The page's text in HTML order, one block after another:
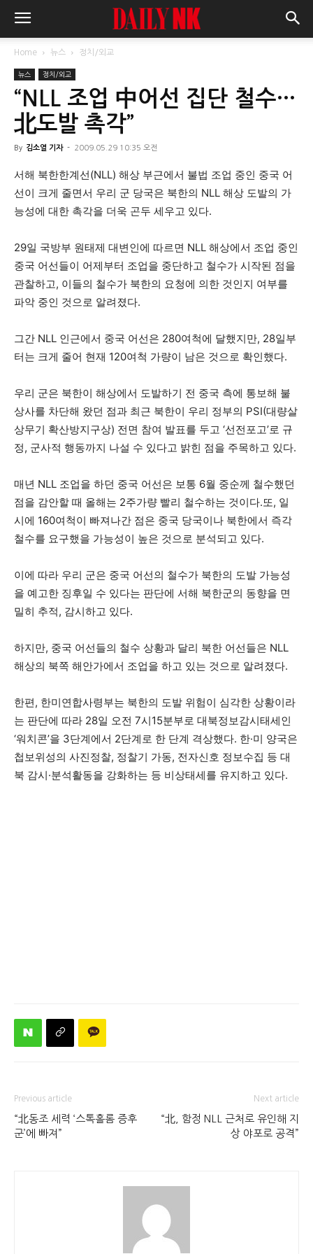
Home 뉴스 정치/외교
뉴스 정치/외교
“NLL 조업 中어선 집단 철수…
北도발 촉각”
By 김소열 기자 - 2009.05.29 10:35 오전
서해 북한한계선(NLL) 해상 부근에서 불법 조업 중인 중국 어
선이 크게 줄면서 우리 군 당국은 북한의 NLL 해상 도발의 가
능성에 대한 촉각을 더욱 곤두 세우고 있다.
29일 국방부 원태제 대변인에 따르면 NLL 해상에서 조업 중인
중국 어선들이 어제부터 조업을 중단하고 철수가 시작된 점을
관찰하고, 이들의 철수가 북한의 요청에 의한 것인지 여부를
파악 중인 것으로 알려졌다.
그간 NLL 인근에서 중국 어선은 280여척에 달했지만, 28일부
터는 크게 줄어 현재 120여척 가량이 남은 것으로 확인했다.
우리 군은 북한이 해상에서 도발하기 전 중국 측에 통보해 불
상사를 차단해 왔던 점과 최근 북한이 우리 정부의 PSI(대량살
상무기 확산방지구상) 전면 참여 발표를 두고 ‘선전포고’로 규
정, 군사적 행동까지 나설 수 있다고 밝힌 점을 주목하고 있다.
매년 NLL 조업을 하던 중국 어선은 보통 6월 중순께 철수했던
점을 감안할 때 올해는 2주가량 빨리 철수하는 것이다.또, 일
시에 160여척이 빠져나간 점은 중국 당국이나 북한에서 즉각
철수를 요구했을 가능성이 높은 것으로 분석되고 있다.
이에 따라 우리 군은 중국 어선의 철수가 북한의 도발 가능성
을 예고한 징후일 수 있다는 판단에 서해 북한군의 동향을 면
밀히 추적, 감시하고 있다.
하지만, 중국 어선들의 철수 상황과 달리 북한 어선들은 NLL
해상의 북쪽 해안가에서 조업을 하고 있는 것으로 알려졌다.
한편, 한미연합사령부는 북한의 도발 위험이 심각한 상황이라
는 판단에 따라 28일 오전 7시15분부로 대북정보감시태세인
‘워치콘’을 3단계에서 2단계로 한 단계 격상했다. 한·미 양국은
첩보위성의 사진정찰, 정찰기 가동, 전자신호 정보수집 등 대
북 감시·분석활동을 강화하는 등 비상태세를 유지하고 있다.
Previous article
“北동조 세력 ‘스톡홀롬 증후
군’에 빠져”
Next article
“北, 함정 NLL 근처로 유인해 지
상 야포로 공격”